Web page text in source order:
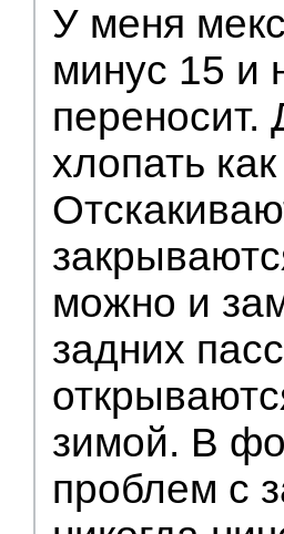
У меня
минус 15 и
переносит.
хлопать
можно и
задних
зимой. В
проблем с